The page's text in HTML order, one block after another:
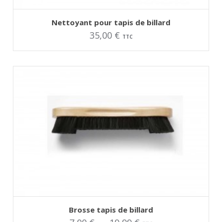
Nettoyant pour tapis de billard
35,00 € TTC
Ce
Brosse tapis de billard